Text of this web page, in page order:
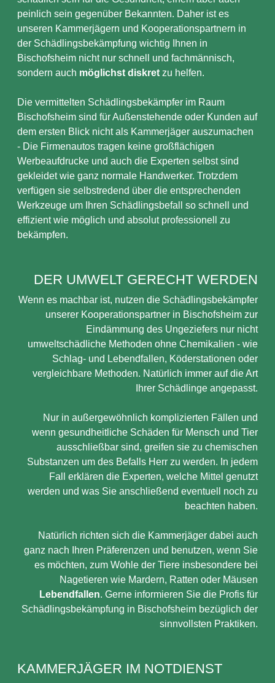
peinlich sein gegenüber Bekannten. Daher ist es
unseren Kammerjägern und Kooperationspartnern in
der Schädlingsbekämpfung wichtig Ihnen in
Bischofsheim nicht nur schnell und fachmännisch,
sondern auch möglichst diskret zu helfen.
Die vermittelten Schädlingsbekämpfer im Raum
Bischofsheim sind für Außenstehende oder Kunden auf
dem ersten Blick nicht als Kammerjäger auszumachen
- Die Firmenautos tragen keine großflächigen
Werbeaufdrucke und auch die Experten selbst sind
gekleidet wie ganz normale Handwerker. Trotzdem
verfügen sie selbstredend über die entsprechenden
Werkzeuge um Ihren Schädlingsbefall so schnell und
effizient wie möglich und absolut professionell zu
bekämpfen.
DER UMWELT GERECHT WERDEN
Wenn es machbar ist, nutzen die Schädlingsbekämpfer
unserer Kooperationspartner in Bischofsheim zur
Eindämmung des Ungeziefers nur nicht
umweltschädliche Methoden ohne Chemikalien - wie
Schlag- und Lebendfallen, Köderstationen oder
vergleichbare Methoden. Natürlich immer auf die Art
Ihrer Schädlinge angepasst.
Nur in außergewöhnlich komplizierten Fällen und
wenn gesundheitliche Schäden für Mensch und Tier
ausschließbar sind, greifen sie zu chemischen
Substanzen um des Befalls Herr zu werden. In jedem
Fall erklären die Experten, welche Mittel genutzt
werden und was Sie anschließend eventuell noch zu
beachten haben.
Natürlich richten sich die Kammerjäger dabei auch
ganz nach Ihren Präferenzen und benutzen, wenn Sie
es möchten, zum Wohle der Tiere insbesondere bei
Nagetieren wie Mardern, Ratten oder Mäusen
Lebendfallen. Gerne informieren Sie die Profis für
Schädlingsbekämpfung in Bischofsheim bezüglich der
sinnvollsten Praktiken.
KAMMERJÄGER IM NOTDIENST